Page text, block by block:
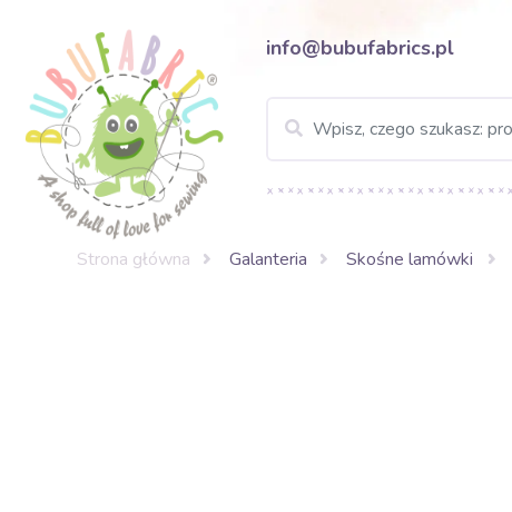
info@bubufabrics.pl
Strona główna Galanteria Skośne lamówki